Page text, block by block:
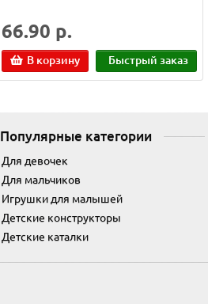
66.90 р.
В корзину Быстрый заказ
Популярные категории
Для девочек
Для мальчиков
Игрушки для малышей
Детские конструкторы
Детские каталки